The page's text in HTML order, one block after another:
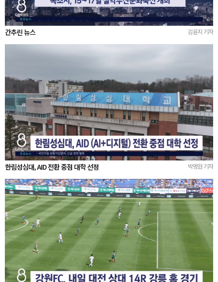
간추린 뉴스 김윤지 기자
한림성심대, AID 전환 중점 대학 선정 박명원 기자